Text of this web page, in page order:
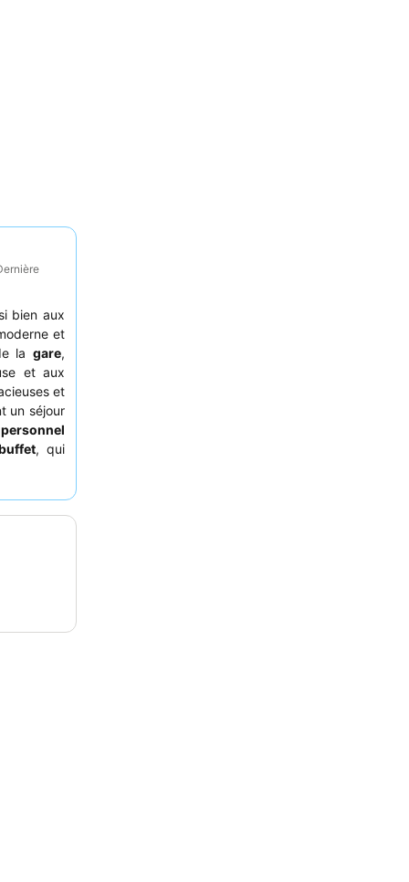
bien aux
et
la gare,
et aux
et
un séjour
personnel
, qui
de